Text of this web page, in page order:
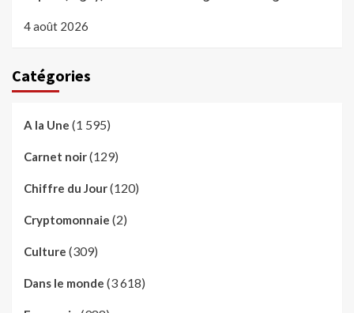
4 août 2026
Catégories
A la Une (1 595)
Carnet noir(129)
Chiffre du Jour(120)
Cryptomonnaie (2)
Culture (309)
Dans le monde (3 618)